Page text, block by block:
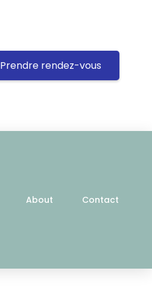
Prendre rendez-vous
About Contact